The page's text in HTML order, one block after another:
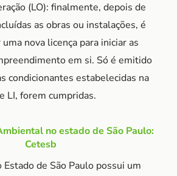
(LO): finalmente, depois de
as obras ou instalações, é
nova licença para iniciar as
em si. Só é emitido
condicionantes estabelecidas na
LI, forem cumpridas.
no estado de São Paulo:
Cetesb
Estado de São Paulo possui um